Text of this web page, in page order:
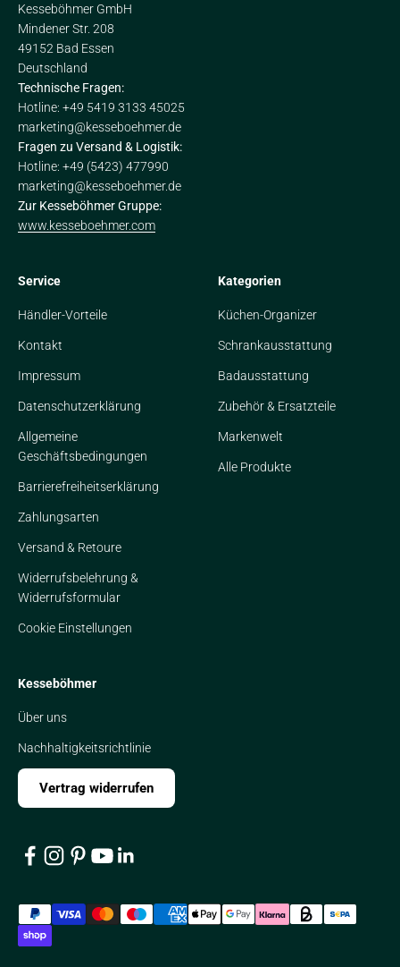
Kesseböhmer GmbH
Mindener Str. 208
49152 Bad Essen
Deutschland
Technische Fragen:
Hotline: +49 5419 3133 45025
marketing@kesseboehmer.de
Fragen zu Versand & Logistik:
Hotline: +49 (5423) 477990
marketing@kesseboehmer.de
Zur Kesseböhmer Gruppe:
www.kesseboehmer.com
Service
Händler-Vorteile
Kontakt
Impressum
Datenschutzerklärung
Allgemeine
Geschäftsbedingungen
Barrierefreiheitserklärung
Zahlungsarten
Versand & Retoure
Widerrufsbelehrung &
Widerrufsformular
Cookie Einstellungen
Kategorien
Küchen-Organizer
Schrankausstattung
Badausstattung
Zubehör & Ersatzteile
Markenwelt
Alle Produkte
Kesseböhmer
Über uns
Nachhaltigkeitsrichtlinie
Vertrag widerrufen